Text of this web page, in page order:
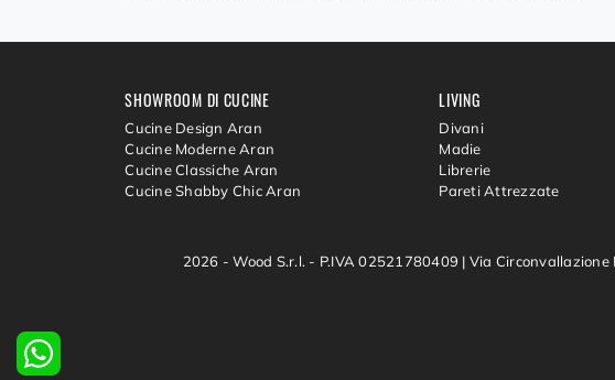
SHOWROOM DI CUCINE
Cucine Design Aran
Cucine Moderne Aran
Cucine Classiche Aran
Cucine Shabby Chic Aran
LIVING
Divani
Madie
Librerie
Pareti Attrezzate
2026 - Wood S.r.l. - P.IVA 02521780409 | Via